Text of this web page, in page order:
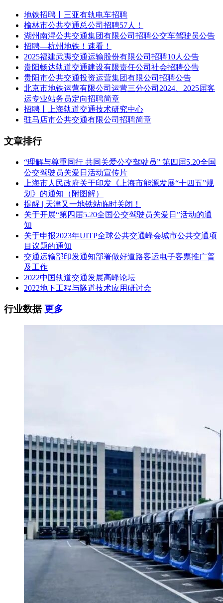
地铁招聘丨三亚有轨电车招聘
榆林市公共交通总公司招聘57人！
湖州南浔公共交通集团有限公司招聘公交车驾驶员公告
招聘—杭州地铁！速看！
2025福建武夷交通运输股份有限公司招聘10人公告
贵阳畅达轨道交通建设有限责任公司社会招聘公告
贵阳市公共交通投资运营集团有限公司招聘公告
北京市地铁运营有限公司运营三分公司2024、2025届客
运专业站务员定向招聘简章
招聘丨上海轨道交通技术研究中心
驻马店市公共交通有限公司招聘简章
文章排行
“理解与尊重同行 共同关爱公交驾驶员” 第四届5.20全国
公交驾驶员关爱日活动宣传片
上海市人民政府关于印发《上海市能源发展“十四五”规
划》的通知（附图解）
提醒 | 天津又一地铁站临时关闭！
关于开展“第四届5.20全国公交驾驶员关爱日”活动的通
知
关于申报2023年UITP全球公共交通峰会城市公共交通项
目议题的通知
交通运输部印发通知部署做好道路客运电子客票推广普
及工作
2022中国轨道交通发展高峰论坛
2022地下工程与隧道技术应用研讨会
行业数据更多